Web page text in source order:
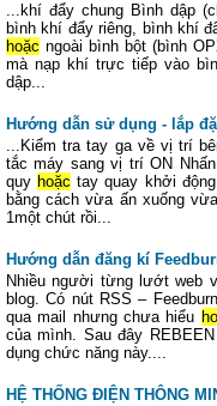
...khí đẩy chung Bình dập
bình khí đẩy riêng, bình khí
hoặc ngoài bình bột (bình
mà nạp khí trực tiếp vào
dập...
Hướng dẫn sử dụng - lắp
...Kiểm tra tay ga về vị trí
tắc máy sang vị trí ON
quy hoặc tay quay khởi
bằng cách vừa ấn xuống
1một chút rồi...
Hướng dẫn đăng kí
Nhiều người từng lướt web
blog. Có nút RSS –
qua mail nhưng chưa hiểu
của mình. Sau đây
dụng chức năng này....
HỆ THỐNG ĐIỆN THÔNG